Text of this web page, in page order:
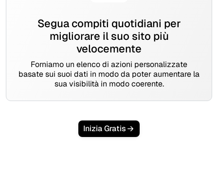
Segua compiti quotidiani per
migliorare il suo sito più
velocemente
Forniamo un elenco di azioni personalizzate
basate sui suoi dati in modo da poter aumentare la
sua visibilità in modo coerente.
Inizia Gratis